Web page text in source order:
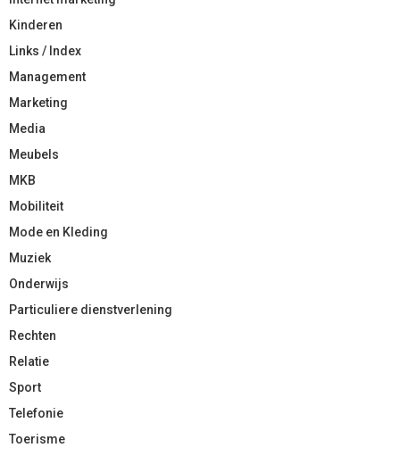
Kinderen
Links / Index
Management
Marketing
Media
Meubels
MKB
Mobiliteit
Mode en Kleding
Muziek
Onderwijs
Particuliere dienstverlening
Rechten
Relatie
Sport
Telefonie
Toerisme